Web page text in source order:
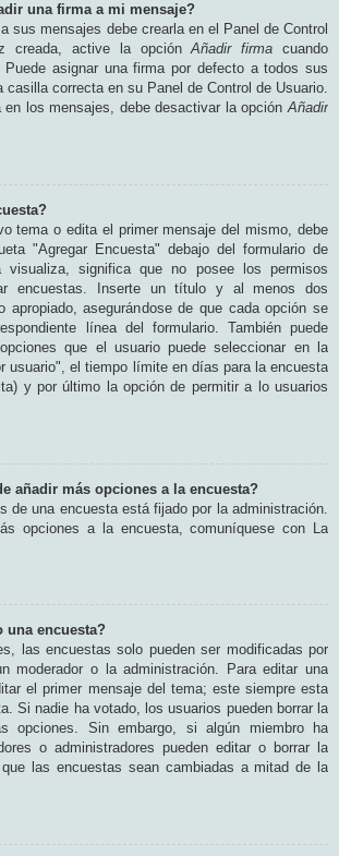
una firma a mi mensaje?
sus mensajes debe crearla en el Panel de Control
creada, active la opciónAñadir firma cuando
Puede asignar una firma por defecto a todos sus
casilla correcta en su Panel de Control de Usuario.
en los mensajes, debe desactivar la opciónAñadir
tema o edita el primer mensaje del mismo, debe
"Agregar Encuesta" debajo del formulario de
significa que no posee los permisos
encuestas. Inserte un título y al menos dos
apropiado, asegurándose de que cada opción se
línea del formulario. También puede
que el usuario puede seleccionar en la
usuario", el tiempo límite en días para la encuesta
y por último la opción de permitir a lo usuarios
añadir más opciones a la encuesta?
de una encuesta está fijado por la administración.
opciones a la encuesta, comuníquese con La
una encuesta?
las encuestas solo pueden ser modificadas por
moderador o la administración. Para editar una
el primer mensaje del tema; este siempre esta
Si nadie ha votado, los usuarios pueden borrar la
opciones. Sin embargo, si algún miembro ha
o administradores pueden editar o borrar la
las encuestas sean cambiadas a mitad de la